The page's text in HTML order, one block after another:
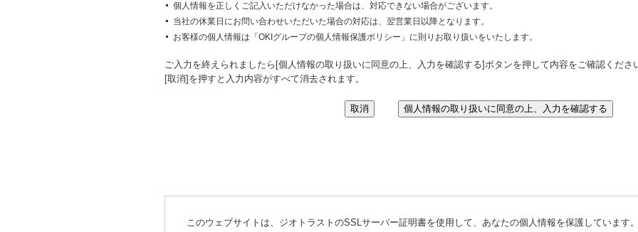
個人情報を正しくご記入いただけなかった場合は、対応できない場合がございます。
当社の休業日にお問い合わせいただいた場合の対応は、翌営業日以降となります。
お客様の個人情報は「OKIグループの個人情報保護ポリシー」に則りお取り扱いをいたします。
ご入力を終えられましたら[個人情報の取り扱いに同意の上、入力を確認する]ボタンを押して内容をご確認くださ
[取消]を押すと入力内容がすべて消去されます。
このウェブサイトは、ジオトラストのSSLサーバー証明書を使用して、あなたの個人情報を保護しています